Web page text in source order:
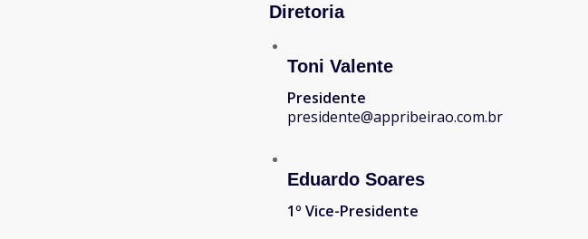
Diretoria
Toni Valente
Presidente
presidente@appribeirao.com.br
Eduardo Soares
1º Vice-Presidente